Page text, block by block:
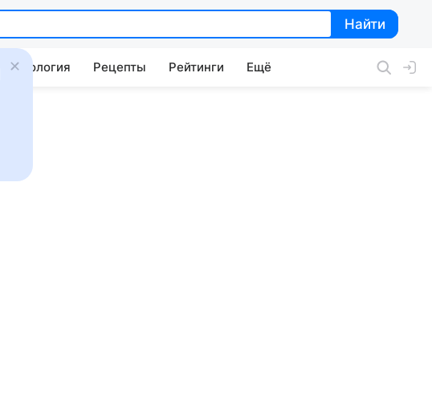
Найти
Найти
Психология Рецепты Рейтинги Ещё